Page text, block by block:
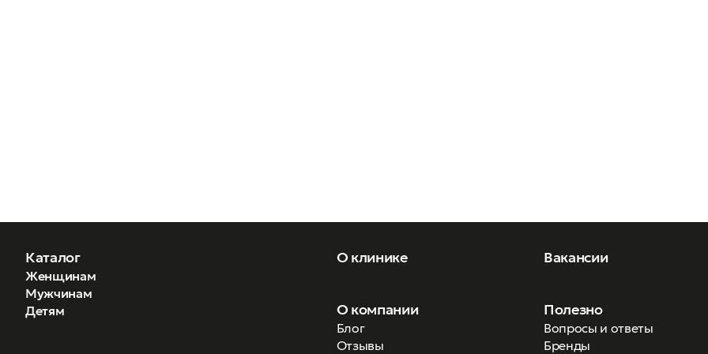
Каталог
Женщинам
Мужчинам
Детям
О клинике Вакансии
О компании
Блог
Отзывы
Полезно
Вопросы и ответы
Бренды